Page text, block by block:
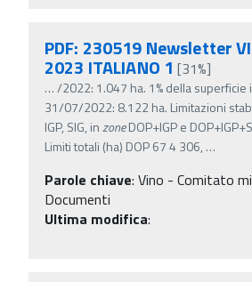
PDF: 230519 Newsletter
2023 ITALIANO 1[31%]
…/2022: 1.047 ha. 1% della superficie
31/07/2022: 8.122 ha. Limitazioni
IGP, SIG, inzoneDOP+IGP e
Limiti totali (ha) DOP 67 4 306, …
Parole chiave: Vino - Comitato
Documenti
Ultima modifica: